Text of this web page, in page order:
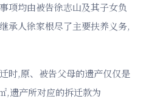
项均由被告徐志山及其子女负
承人徐家根尽了主要扶养义务,
时,原、被告父母的遗产仅仅是
,遗产所对应的拆迁款为